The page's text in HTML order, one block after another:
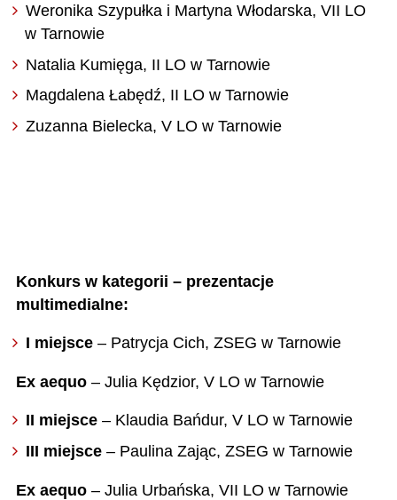
Weronika Szypułka i Martyna Włodarska, VII LO
w Tarnowie
Natalia Kumięga, II LO w Tarnowie
Magdalena Łabędź, II LO w Tarnowie
Zuzanna Bielecka, V LO w Tarnowie
Konkurs w kategorii –prezentacje
multimedialne:
I miejsce– Patrycja Cich, ZSEG w Tarnowie
Ex aequo– Julia Kędzior, V LO w Tarnowie
II miejsce– Klaudia Bańdur, V LO w Tarnowie
III miejsce– Paulina Zając, ZSEG w Tarnowie
Ex aequo– Julia Urbańska, VII LO w Tarnowie